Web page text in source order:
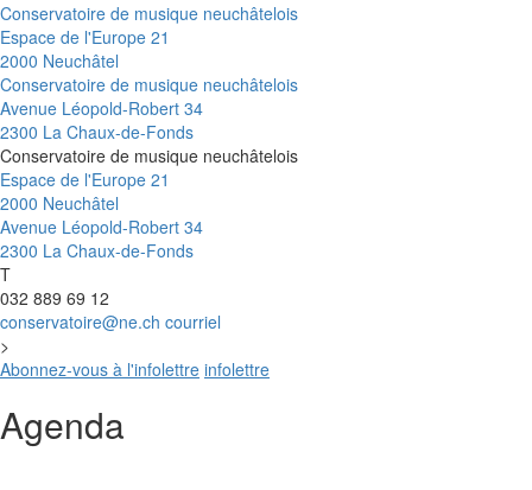
Conservatoire de musique neuchâtelois
Espace de l'Europe 21
2000 Neuchâtel
Conservatoire de musique neuchâtelois
Avenue Léopold-Robert 34
2300 La Chaux-de-Fonds
Conservatoire de musique neuchâtelois
Espace de l'Europe 21
2000 Neuchâtel
Avenue Léopold-Robert 34
2300 La Chaux-de-Fonds
T
032 889 69 12
conservatoire@ne.ch courriel
>
Abonnez-vous à l'infolettre infolettre
Agenda